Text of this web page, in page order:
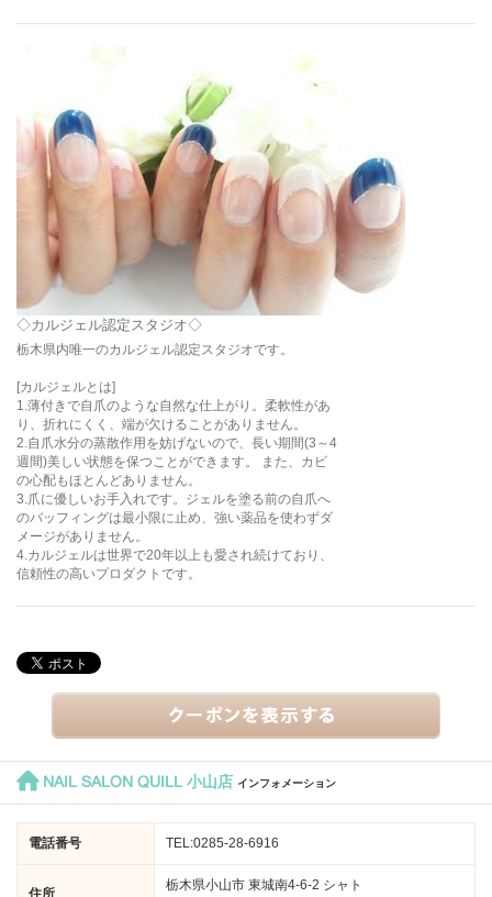
◇カルジェル認定スタジオ◇
栃木県内唯一のカルジェル認定スタジオです。
[カルジェルとは]
1.薄付きで自爪のような自然な仕上がり。柔軟性があ
り、折れにくく、端が欠けることがありません。
2.自爪水分の蒸散作用を妨げないので、長い期間(3～4
週間)美しい状態を保つことができます。 また、カビ
の心配もほとんどありません。
3.爪に優しいお手入れです。ジェルを塗る前の自爪へ
のバッフィングは最小限に止め、強い薬品を使わずダ
メージがありません。
4.カルジェルは世界で20年以上も愛され続けており、
信頼性の高いプロダクトです。
NAIL SALON QUILL 小山店 インフォメーション
電話番号 TEL:0285-28-6916
住所
栃木県小山市 東城南4-6-2 シャト